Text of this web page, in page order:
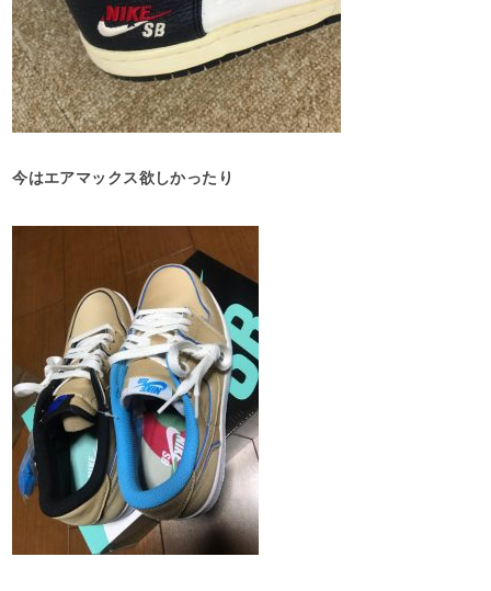
今はエアマックス欲しかったり